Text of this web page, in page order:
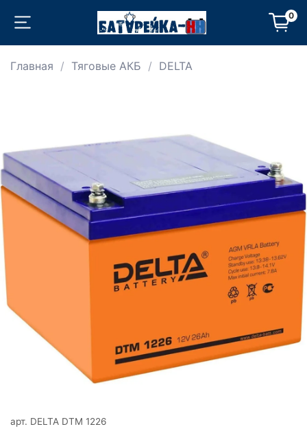
0
Главная Тяговые АКБ DELTA
арт. DELTA DTM 1226